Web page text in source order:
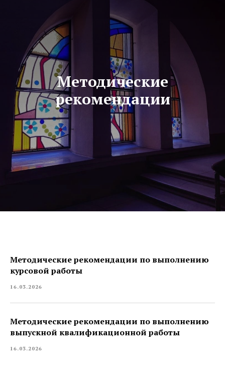
Методические
рекомендации
Методические рекомендации по выполнению
курсовой работы
16.03.2026
Методические рекомендации по выполнению
выпускной квалификационной работы
16.03.2026